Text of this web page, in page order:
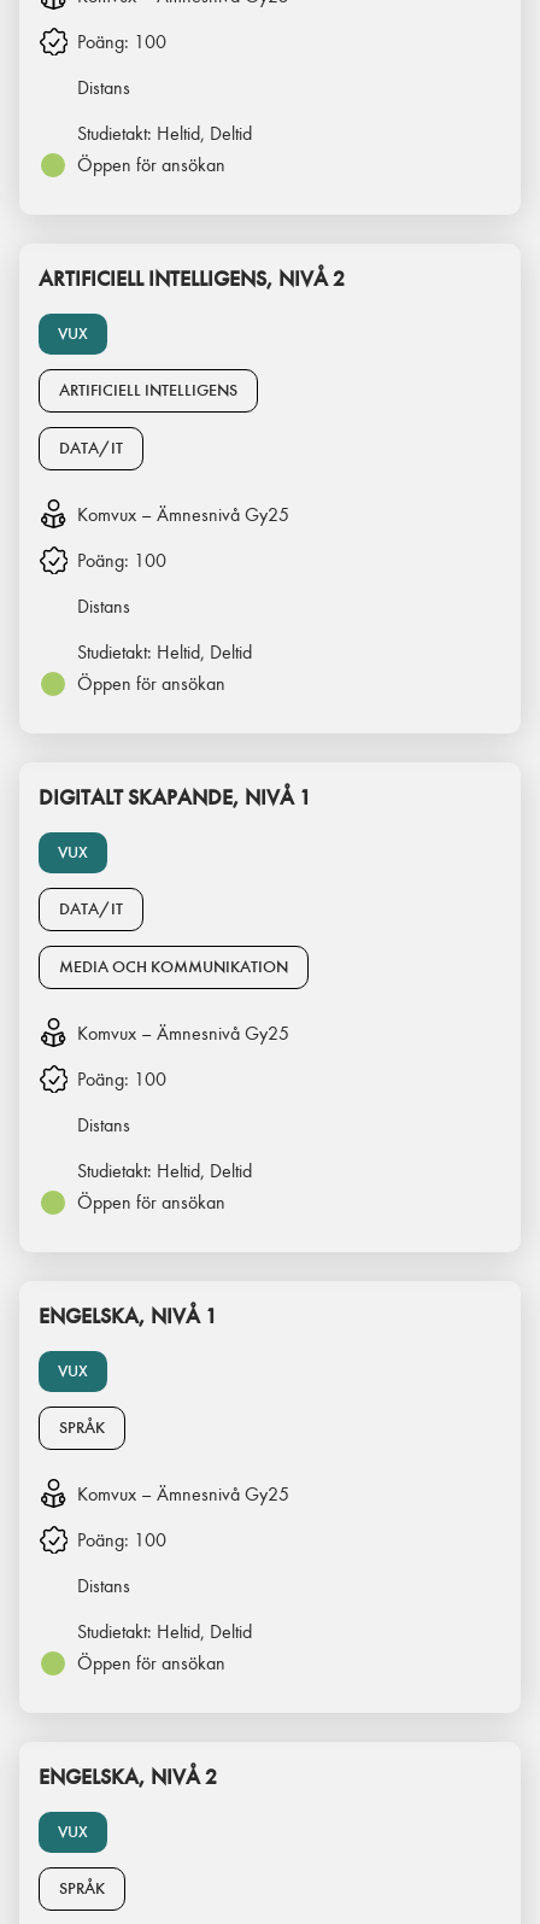
Poäng: 100
Distans
Studietakt: Heltid, Deltid
Öppen för ansökan
VUX
ARTIFICIELL INTELLIGENS, NIVÅ 2
ARTIFICIELL INTELLIGENS
DATA/IT
Komvux – Ämnesnivå Gy25
Poäng: 100
Distans
Studietakt: Heltid, Deltid
Öppen för ansökan
VUX
DIGITALT SKAPANDE, NIVÅ 1
DATA/IT
MEDIA OCH KOMMUNIKATION
Komvux – Ämnesnivå Gy25
Poäng: 100
Distans
Studietakt: Heltid, Deltid
Öppen för ansökan
VUX
ENGELSKA, NIVÅ 1
SPRÅK
Komvux – Ämnesnivå Gy25
Poäng: 100
Distans
Studietakt: Heltid, Deltid
Öppen för ansökan
VUX
ENGELSKA, NIVÅ 2
SPRÅK